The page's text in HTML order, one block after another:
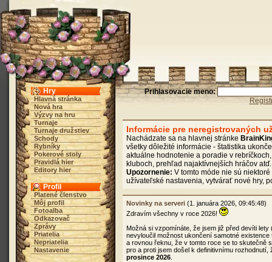
Hry
Hlavná stránka
Nová hra
Výzvy na hru
Turnaje
Turnaje družstiev
Schody
Rybníky
Pokerové stoly
Pravidlá hier
Editory hier
Profil
Platené členstvo
Môj profil
Fotoalba
Odkazovač
Zprávy
Priatelia
Nepriatelia
Nastavenie
Prihlasovacie meno:
Informácie pre neregistrovaných
Nachádzate sa na hlavnej stránke
všetky dôležité informácie - štatistika
aktuálne hodnotenie a poradie v
kluboch, prehľad najaktívnejších hráčov atď.
Upozornenie: V tomto móde nie sú
užívateľské nastavenia, vytvárať nové hry,
Novinky na serveri (1. januára 2026, 09:45:48)
Zdravím všechny v roce 2026!
Možná si vzpomínáte, že jsem již před devíti lety
nevyloučil možnost ukončení samotné
a rovnou řeknu, že v tomto roce se to skutečně
pro a proti jsem došel k definitivnímu
prosince 2026